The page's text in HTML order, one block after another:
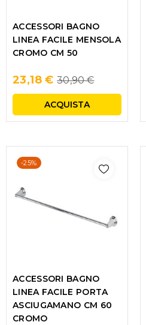
ACCESSORI BAGNO
LINEA FACILE MENSOLA
CROMO CM 50
23,18 € Regular
price
30,90 €
ACQUISTA
-25%
ACCESSORI BAGNO
LINEA FACILE PORTA
ASCIUGAMANO CM 60
CROMO